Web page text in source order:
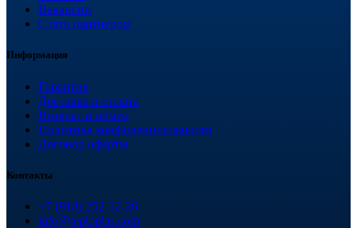
Вакансии
Стать партнером
Информация
Гарантия
Доставка и оплата
Возврат и обмен
Политика конфиденциальности
Договор оферты
Контакты
+7 (918) 252-12-26
info@teploplas.com